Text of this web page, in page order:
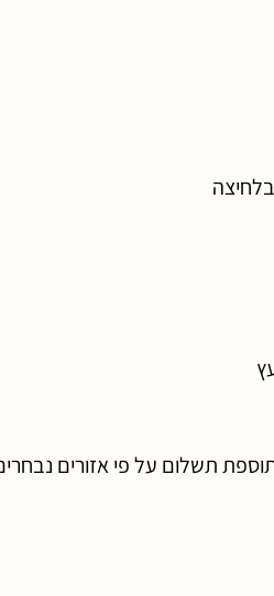
תשלום על פי אזורים